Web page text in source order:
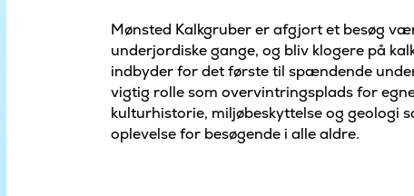
Mønsted Kalkgruber er afgjort et besøg
underjordiske gange, og bliv klogere på
indbyder for det første til spændende
vigtig rolle som overvintringsplads for
kulturhistorie, miljøbeskyttelse og geologi
oplevelse for besøgende i alle aldre.